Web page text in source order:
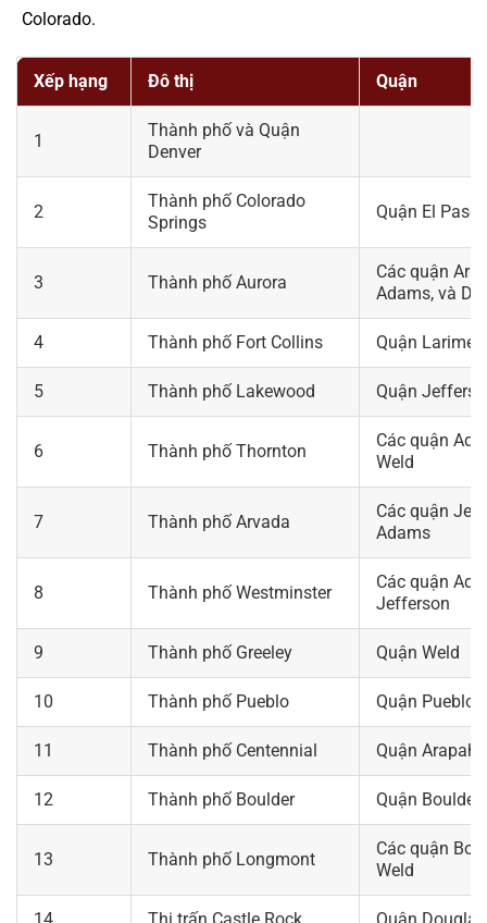
Colorado.
Xếp hạng Đô thị Quận
1
Thành phố và Quận
Denver
2
Thành phố Colorado
Springs
Quận El Paso
3 Thành phố Aurora
Các quận
Adams, và
4 Thành phố Fort Collins Quận Larimer
5 Thành phố Lakewood Quận
6 Thành phố Thornton
Các quận
Weld
7 Thành phố Arvada
Các quận
Adams
8 Thành phố Westminster
Các quận
Jefferson
9 Thành phố Greeley Quận Weld
10 Thành phố Pueblo Quận Pueblo
11 Thành phố Centennial Quận
12 Thành phố Boulder Quận Boulder
13 Thành phố Longmont
Các quận
Weld